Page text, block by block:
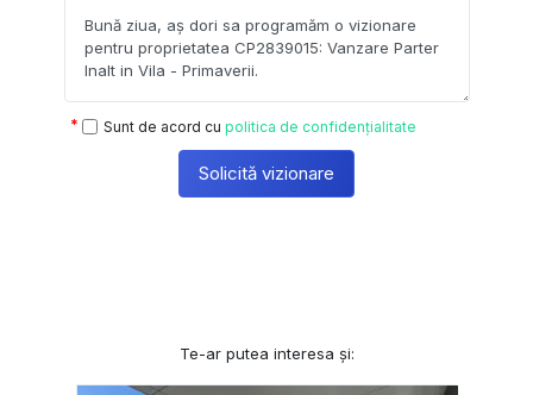
Sunt de acord cu politica de confidențialitate
Solicită vizionare
Te-ar putea interesa și: